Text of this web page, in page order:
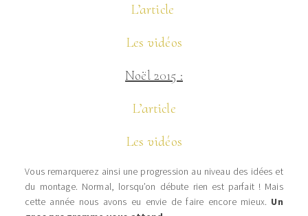
L’article
Les vidéos
Noël 2015 :
L’article
Les vidéos
Vous remarquerez ainsi une progression au niveau des idées et
du montage. Normal, lorsqu’on débute rien est parfait ! Mais
cette année nous avons eu envie de faire encore mieux. Un